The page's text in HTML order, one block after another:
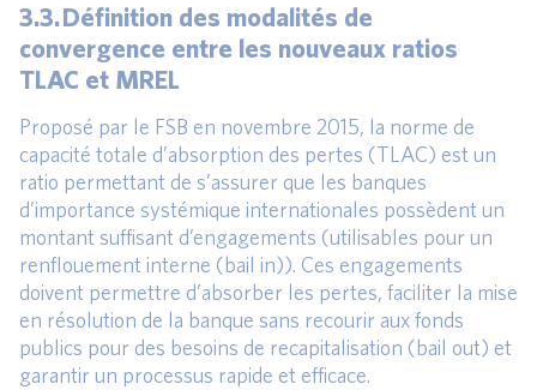
3.3. Définition des modalités de
convergence entre les nouveaux ratios
TLAC et MREL
Proposé par le FSB en novembre 2015, la norme de
capacité totale d’absorption des pertes (TLAC) est un
ratio permettant de s’assurer que les banques
d’importance systémique internationales possèdent un
montant suffisant d’engagements (utilisables pour un
renflouement interne (bail in)). Ces engagements
doivent permettre d’absorber les pertes, faciliter la mise
en résolution de la banque sans recourir aux fonds
publics pour des besoins de recapitalisation (bail out) et
garantir un processus rapide et efficace.